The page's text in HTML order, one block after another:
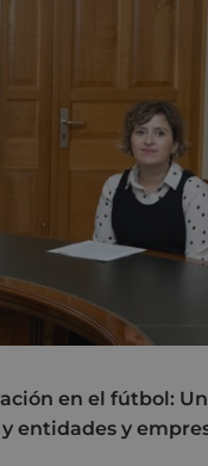
en el fútbol:
entidades y